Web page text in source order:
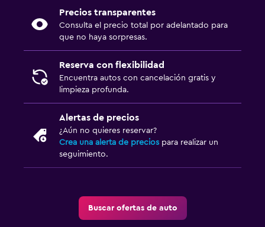
Precios transparentes
Consulta el precio total por adelantado para
que no haya sorpresas.
Reserva con flexibilidad
Encuentra autos con cancelación gratis y
limpieza profunda.
Alertas de precios
¿Aún no quieres reservar?
Crea una alerta de precios para realizar un
seguimiento.
Buscar ofertas de auto